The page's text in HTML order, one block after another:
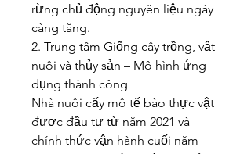
rừng chủ động nguyên liệu ngày
càng tăng.
2. Trung tâm Giống cây trồng, vật
nuôi và thủy sản – Mô hình ứng
dụng thành công
Nhà nuôi cấy mô tế bào thực vật
được đầu tư từ năm 2021 và
chính thức vận hành cuối năm